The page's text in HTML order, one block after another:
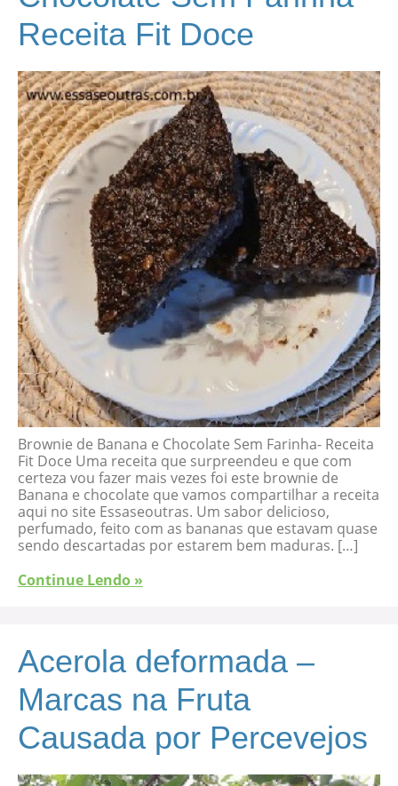
Receita Fit Doce
Brownie de Banana e Chocolate Sem Farinha- Receita
Fit Doce Uma receita que surpreendeu e que com
certeza vou fazer mais vezes foi este brownie de
Banana e chocolate que vamos compartilhar a receita
aqui no site Essaseoutras. Um sabor delicioso,
perfumado, feito com as bananas que estavam quase
sendo descartadas por estarem bem maduras. […]
Continue Lendo »
Acerola deformada –
Marcas na Fruta
Causada por Percevejos